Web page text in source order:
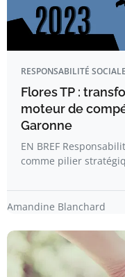
RESPONSABILITÉ
Flores TP :
moteur de
Garonne
EN BREF
comme pilier
Amandine Blanchard